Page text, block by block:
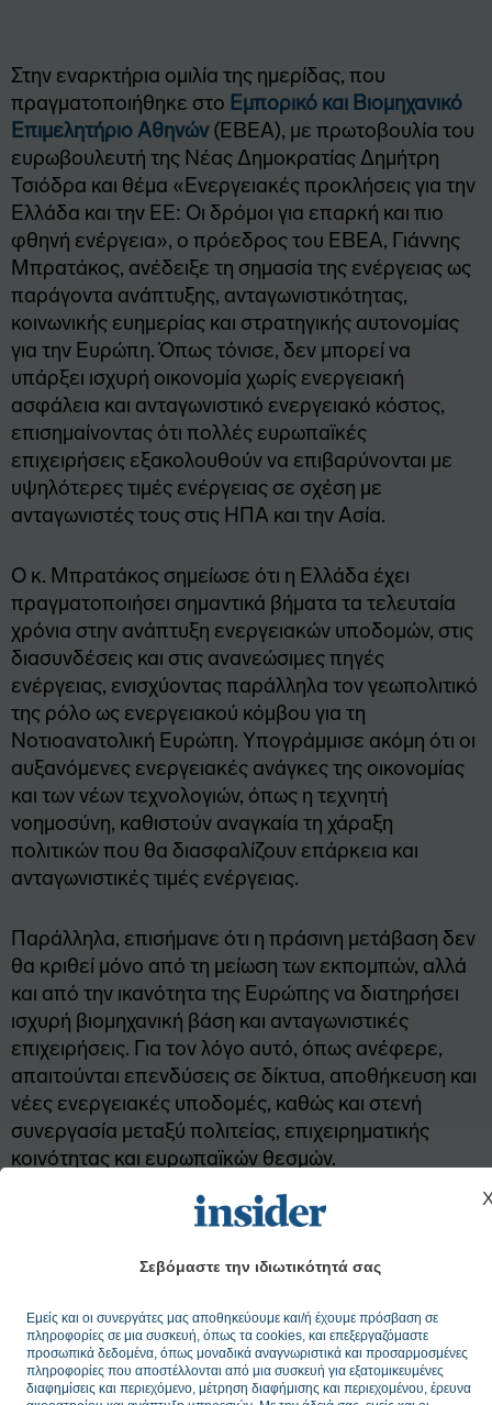
Σεβόμαστε την ιδιωτικότητά σας
Εμείς και οι συνεργάτες μας αποθηκεύουμε και/ή έχουμε πρόσβαση σε
πληροφορίες σε μια συσκευή, όπως τα cookies, και επεξεργαζόμαστε
προσωπικά δεδομένα, όπως μοναδικά αναγνωριστικά και προσαρμοσμένες
πληροφορίες που αποστέλλονται από μια συσκευή για εξατομικευμένες
διαφημίσεις και περιεχόμενο, μέτρηση διαφήμισης και περιεχομένου, έρευνα
Στην εναρκτήρια ομιλία της ημερίδας, που
πραγματοποιήθηκε στο Εμπορικό και Βιομηχανικό
Επιμελητήριο Αθηνών(ΕΒΕΑ), με πρωτοβουλία του
ευρωβουλευτή της Νέας Δημοκρατίας Δημήτρη
Τσιόδρα και θέμα «Ενεργειακές προκλήσεις για την
Ελλάδα και την ΕΕ: Οι δρόμοι για επαρκή και πιο
φθηνή ενέργεια», ο πρόεδρος του ΕΒΕΑ, Γιάννης
Μπρατάκος, ανέδειξε τη σημασία της ενέργειας ως
παράγοντα ανάπτυξης, ανταγωνιστικότητας,
κοινωνικής ευημερίας και στρατηγικής αυτονομίας
για την Ευρώπη. Όπως τόνισε, δεν μπορεί να
υπάρξει ισχυρή οικονομία χωρίς ενεργειακή
ασφάλεια και ανταγωνιστικό ενεργειακό κόστος,
επισημαίνοντας ότι πολλές ευρωπαϊκές
επιχειρήσεις εξακολουθούν να επιβαρύνονται με
υψηλότερες τιμές ενέργειας σε σχέση με
ανταγωνιστές τους στις ΗΠΑ και την Ασία.
Ο κ. Μπρατάκος σημείωσε ότι η Ελλάδα έχει
πραγματοποιήσει σημαντικά βήματα τα τελευταία
χρόνια στην ανάπτυξη ενεργειακών υποδομών, στις
διασυνδέσεις και στις ανανεώσιμες πηγές
ενέργειας, ενισχύοντας παράλληλα τον γεωπολιτικό
της ρόλο ως ενεργειακού κόμβου για τη
Νοτιοανατολική Ευρώπη. Υπογράμμισε ακόμη ότι οι
αυξανόμενες ενεργειακές ανάγκες της οικονομίας
και των νέων τεχνολογιών, όπως η τεχνητή
νοημοσύνη, καθιστούν αναγκαία τη χάραξη
πολιτικών που θα διασφαλίζουν επάρκεια και
ανταγωνιστικές τιμές ενέργειας.
Παράλληλα, επισήμανε ότι η πράσινη μετάβαση δεν
θα κριθεί μόνο από τη μείωση των εκπομπών, αλλά
και από την ικανότητα της Ευρώπης να διατηρήσει
ισχυρή βιομηχανική βάση και ανταγωνιστικές
επιχειρήσεις. Για τον λόγο αυτό, όπως ανέφερε,
απαιτούνται επενδύσεις σε δίκτυα, αποθήκευση και
νέες ενεργειακές υποδομές, καθώς και στενή
συνεργασία μεταξύ πολιτείας, επιχειρηματικής
κοινότητας και ευρωπαϊκών θεσμών.
Με πληροφορίες από ΑΠΕ-ΜΠΕ
Ακολουθήστε τοinsider.gr στο Google Newsκαι μάθετε
TAGS: ΕΒΕΑ Γιάννης Μπρατάκος Ενέργεια